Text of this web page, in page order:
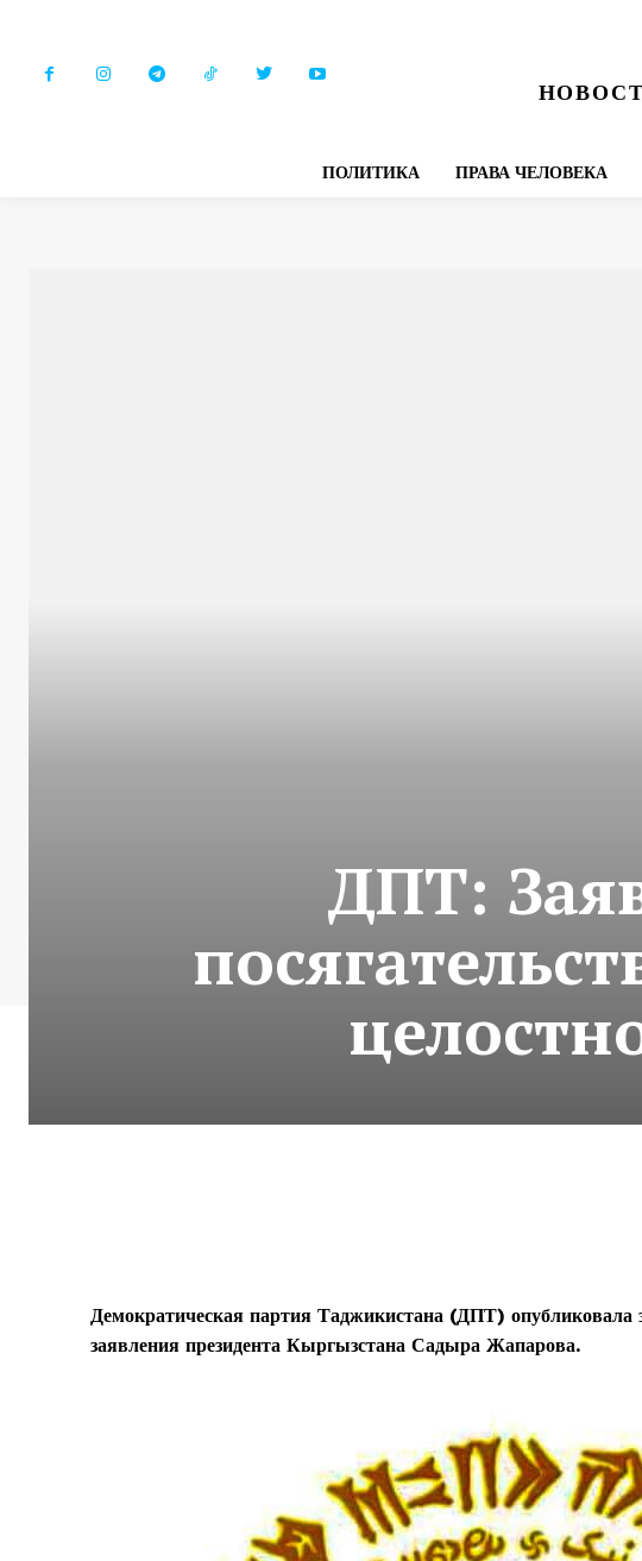
ПОЛИТИКА ПРАВА ЧЕЛОВЕКА
ДПТ:
Демократическая партия Таджикистана (ДПТ) опубликовала
заявления президента Кыргызстана Садыра Жапарова.